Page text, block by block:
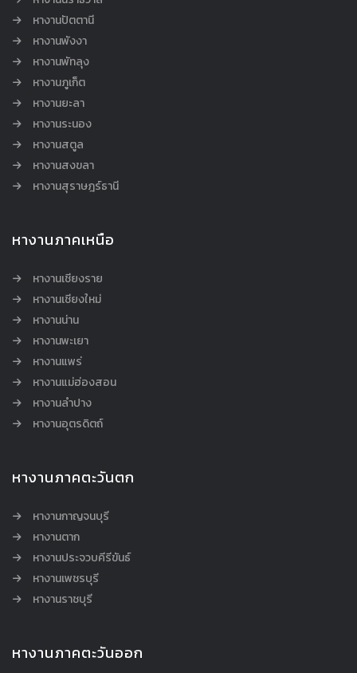
หางานปัตตานี
หางานพังงา
หางานพัทลุง
หางานภูเก็ต
หางานยะลา
หางานระนอง
หางานสตูล
หางานสงขลา
หางานสุราษฎร์ธานี
หางานภาคเหนือ
หางานเชียงราย
หางานเชียงใหม่
หางานน่าน
หางานพะเยา
หางานแพร่
หางานแม่ฮ่องสอน
หางานลำปาง
หางานอุตรดิตถ์
หางานภาคตะวันตก
หางานกาญจนบุรี
หางานตาก
หางานประจวบคีรีขันธ์
หางานเพชรบุรี
หางานราชบุรี
หางานภาคตะวันออก